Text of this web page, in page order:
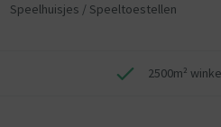
Speelhuisjes / Speeltoestellen
2500m²